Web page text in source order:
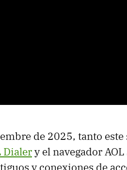
de 2025, tanto
Dialery el navegador
y conexiones de